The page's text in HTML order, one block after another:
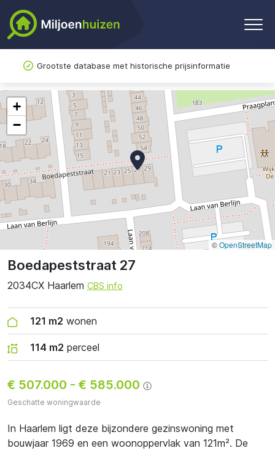
Grootste database met historische prijsinformatie
Boedapeststraat 27
2034CX Haarlem CBS info
121 m2 wonen
114 m2 perceel
€ 507.000 - € 585.000
Geschatte woningwaarde
In Haarlem ligt deze bijzondere gezinswoning met
bouwjaar 1969 en een woonoppervlak van 121m². De
+
−
©OpenStreetMap